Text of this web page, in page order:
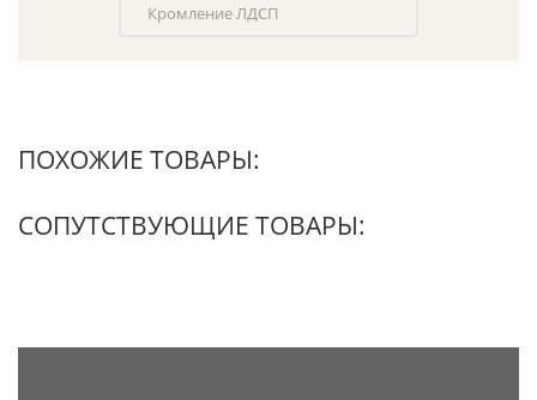
Кромление ЛДСП
ПОХОЖИЕ ТОВАРЫ:
СОПУТСТВУЮЩИЕ ТОВАРЫ: